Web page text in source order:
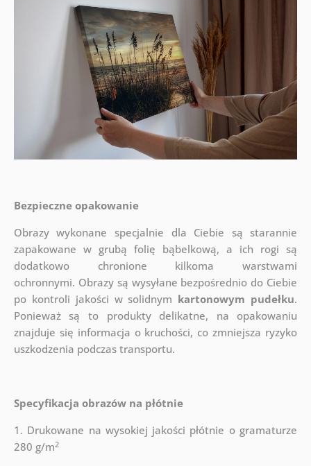
Bezpieczne opakowanie
Obrazy wykonane specjalnie dla Ciebie są starannie
zapakowane w grubą folię bąbelkową, a ich rogi są
dodatkowo chronione kilkoma warstwami
ochronnymi. Obrazy są wysyłane bezpośrednio do Ciebie
po kontroli jakości w solidnym kartonowym pudełku.
Ponieważ są to produkty delikatne, na opakowaniu
znajduje się informacja o kruchości, co zmniejsza ryzyko
uszkodzenia podczas transportu.
Specyfikacja obrazów na płótnie
1. Drukowane na wysokiej jakości płótnie o gramaturze
280 g/m2